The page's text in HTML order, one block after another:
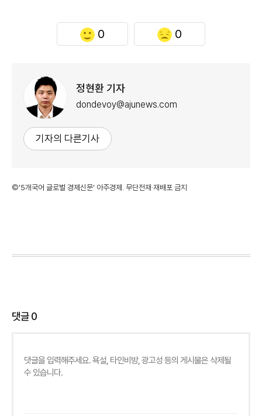
0 0
정현환 기자
dondevoy@ajunews.com
기자의 다른기사
©'5개국어 글로벌 경제신문' 아주경제. 무단전재·재배포 금지
댓글0